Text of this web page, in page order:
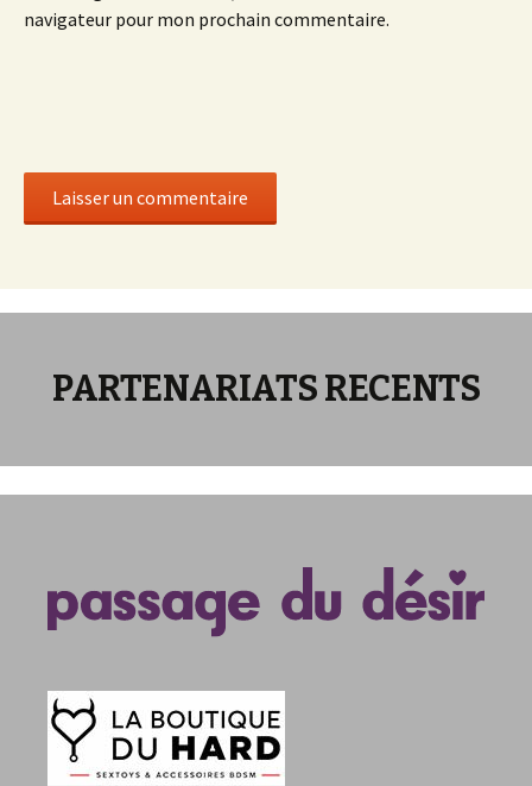
navigateur pour mon prochain commentaire.
PARTENARIATS RECENTS